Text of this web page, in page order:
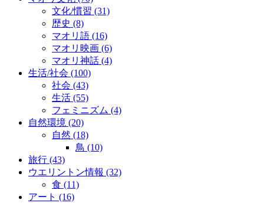
文化/慣習 (31)
歴史 (8)
マオリ語 (16)
マオリ映画 (6)
マオリ神話 (4)
生活/社会 (100)
社会 (43)
生活 (55)
フェミニズム (4)
自然環境 (20)
自然 (18)
鳥 (10)
旅行 (43)
ウエリントン情報 (32)
食 (11)
アート (16)